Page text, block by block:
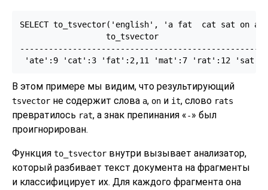
SELECT to_tsvector('english', 'a fat  cat sat on
                  to_tsvector
В этом примере мы видим, что результирующий
tsvector не содержит слова a, on и it, слово rats
превратилось rat, а знак препинания «-» был
проигнорирован.
Функция to_tsvector внутри вызывает анализатор,
который разбивает текст документа на фрагменты
и классифицирует их. Для каждого фрагмента она